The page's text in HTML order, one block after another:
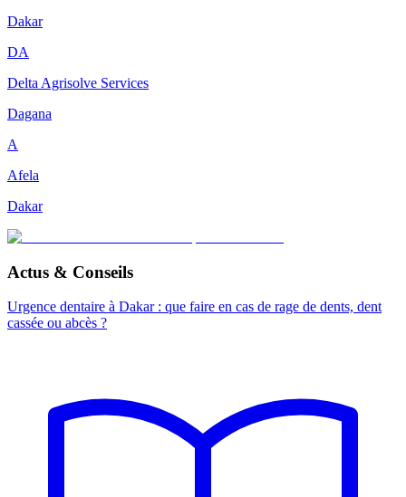
Dakar
DA
Delta Agrisolve Services
Dagana
A
Afela
Dakar
Actus & Conseils
Urgence dentaire à Dakar : que faire en cas de rage de dents, dent
cassée ou abcès ?